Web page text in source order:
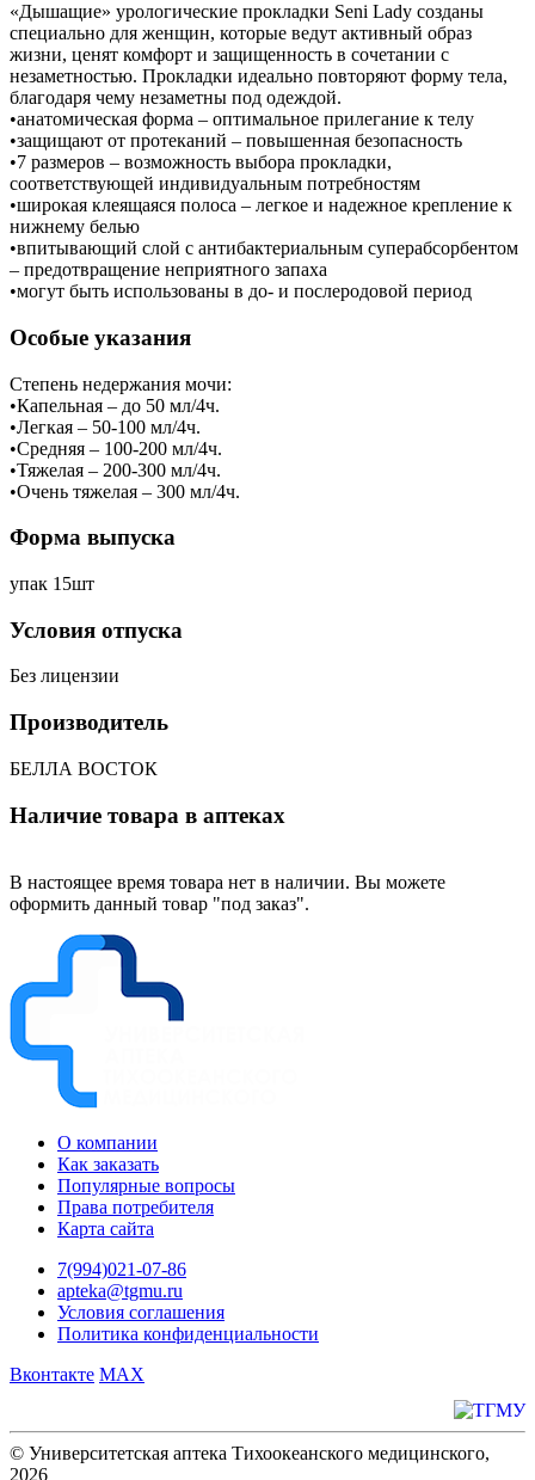
«Дышащие» урологические прокладки Seni Lady созданы
специально для женщин, которые ведут активный образ
жизни, ценят комфорт и защищенность в сочетании с
незаметностью. Прокладки идеально повторяют форму тела,
благодаря чему незаметны под одеждой.
•анатомическая форма – оптимальное прилегание к телу
•защищают от протеканий – повышенная безопасность
•7 размеров – возможность выбора прокладки,
соответствующей индивидуальным потребностям
•широкая клеящаяся полоса – легкое и надежное крепление к
нижнему белью
•впитывающий слой с антибактериальным суперабсорбентом
– предотвращение неприятного запаха
•могут быть использованы в до- и послеродовой период
Особые указания
Степень недержания мочи:
•Капельная – до 50 мл/4ч.
•Легкая – 50-100 мл/4ч.
•Средняя – 100-200 мл/4ч.
•Тяжелая – 200-300 мл/4ч.
•Очень тяжелая – 300 мл/4ч.
Форма выпуска
упак 15шт
Условия отпуска
Без лицензии
Производитель
БЕЛЛА ВОСТОК
Наличие товара в аптеках
В настоящее время товара нет в наличии. Вы можете
оформить данный товар "под заказ".
О компании
Как заказать
Популярные вопросы
Права потребителя
Карта сайта
7(994)021-07-86
apteka@tgmu.ru
Условия соглашения
Политика конфиденциальности
Вконтакте MAX
© Университетская аптека Тихоокеанского медицинского,
2026